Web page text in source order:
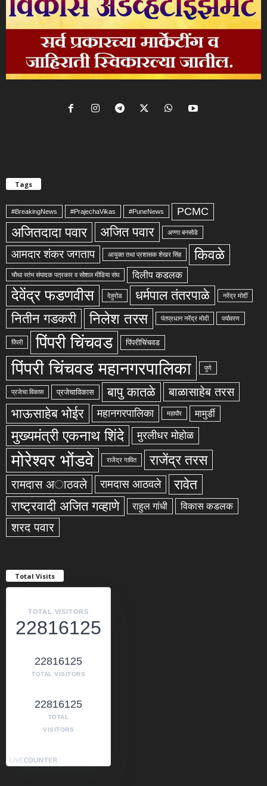
Tags
#BreakingNews #PrajechaVikas #PuneNews PCMC
अजितदादा पवार अजित पवार अण्णा बनसोडे
आमदार शंकर जगताप आयुक्त तथा प्रशासक शेखर सिंह किवळे
चौथा स्तंभ संपादक पत्रकार व सोशल मीडिया संघ दिलीप कडलक
देवेंद्र फडणवीस देहुरोड धर्मपाल तंतरपाळे नरेंद्र मोदीं
नितीन गडकरी निलेश तरस पंतप्रधान नरेंद्र मोदी पर्यावरण
पिंपरी पिंपरी चिंचवड पिंपरीचिंचवड
पिंपरी चिंचवड महानगरपालिका पुणे
प्रजेचा विकास प्रजेचाविकास बापु कातळे बाळासाहेब तरस
भाऊसाहेब भोईर महानगरपालिका महापौर मामुर्डी
मुख्यमंत्री एकनाथ शिंदे मुरलीधर मोहोळ
मोरेश्वर भोंडवे राजेंद्र गावित राजेंद्र तरस
रामदास अाठवले रामदास आठवले रावेत
राष्ट्रवादी अजित गव्हाणे राहुल गांधी विकास कडलक
शरद पवार
Total Visits
TOTAL VISITORS
22816125
22816125
TOTAL VISITORS
22816125
TOTAL
VISITORS